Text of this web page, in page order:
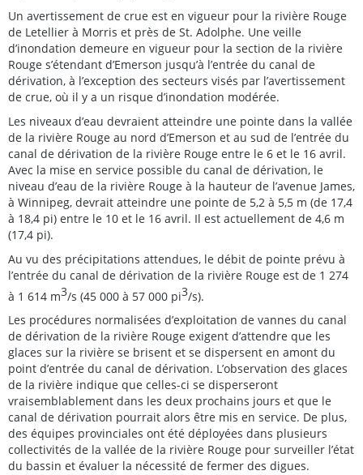
Un avertissement de crue est en vigueur pour la rivière Rouge
de Letellier à Morris et près de St. Adolphe. Une veille
d’inondation demeure en vigueur pour la section de la rivière
Rouge s’étendant d’Emerson jusqu’à l’entrée du canal de
dérivation, à l’exception des secteurs visés par l’avertissement
de crue, où il y a un risque d’inondation modérée.
Les niveaux d’eau devraient atteindre une pointe dans la vallée
de la rivière Rouge au nord d’Emerson et au sud de l’entrée du
canal de dérivation de la rivière Rouge entre le 6 et le 16 avril.
Avec la mise en service possible du canal de dérivation, le
niveau d’eau de la rivière Rouge à la hauteur de l’avenue James,
à Winnipeg, devrait atteindre une pointe de 5,2 à 5,5 m (de 17,4
à 18,4 pi) entre le 10 et le 16 avril. Il est actuellement de 4,6 m
(17,4 pi).
Au vu des précipitations attendues, le débit de pointe prévu à
l’entrée du canal de dérivation de la rivière Rouge est de 1 274
à 1 614 m3/s (45 000 à 57 000 pi3/s).
Les procédures normalisées d’exploitation de vannes du canal
de dérivation de la rivière Rouge exigent d’attendre que les
glaces sur la rivière se brisent et se dispersent en amont du
point d’entrée du canal de dérivation. L’observation des glaces
de la rivière indique que celles-ci se disperseront
vraisemblablement dans les deux prochains jours et que le
canal de dérivation pourrait alors être mis en service. De plus,
des équipes provinciales ont été déployées dans plusieurs
collectivités de la vallée de la rivière Rouge pour surveiller l’état
du bassin et évaluer la nécessité de fermer des digues.